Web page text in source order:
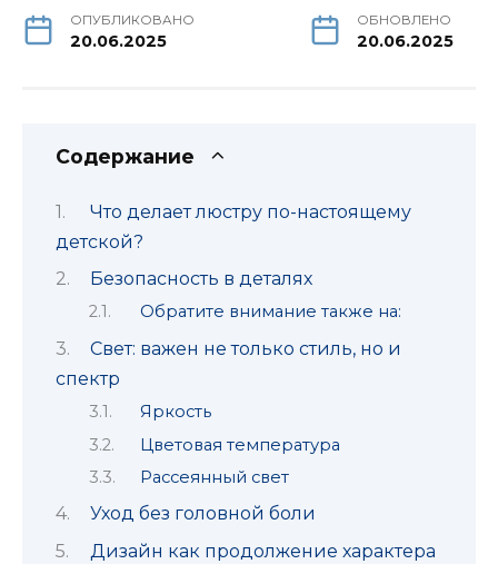
ОПУБЛИКОВАНО
20.06.2025
ОБНОВЛЕНО
20.06.2025
Содержание
Что делает люстру по-настоящему
детской?
Безопасность в деталях
Обратите внимание также на:
Свет: важен не только стиль, но и
спектр
Яркость
Цветовая температура
Рассеянный свет
Уход без головной боли
Дизайн как продолжение характера